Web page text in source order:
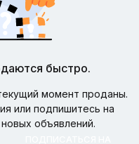
быстро.
момент проданы.
или подпишитесь на
объявлений.